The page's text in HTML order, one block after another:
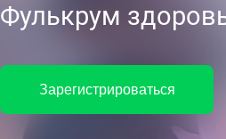
Зарегистрироваться
Фулькрум